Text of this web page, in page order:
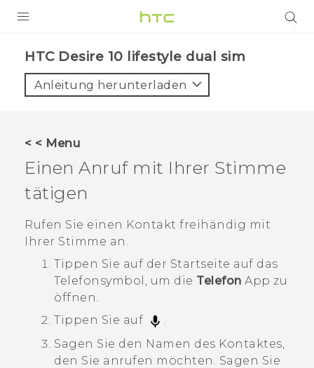
VIVE
VIVERSE
UNTERSTÜTZUNG
HTC-Geräte und Zubehör
HTC Desire 10 lifestyle dual sim‎
Anleitung herunterladen
< < Menu
Einen Anruf mit Ihrer Stimme
tätigen
Rufen Sie einen Kontakt freihändig mit
Ihrer Stimme an.
Tippen Sie auf der Startseite auf das
Telefonsymbol, um die Telefon App zu
öffnen.
Tippen Sie auf
.
Sagen Sie den Namen des Kontaktes,
den Sie anrufen möchten. Sagen Sie